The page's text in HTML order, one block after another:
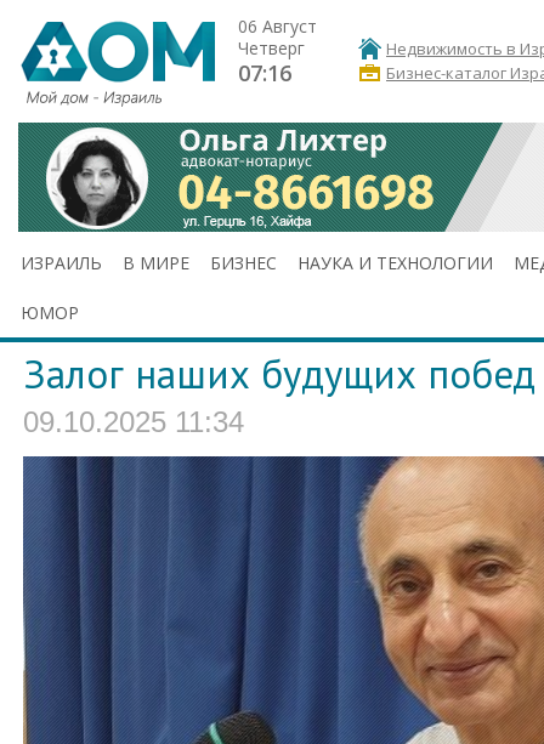
06 Август
Четверг
07:16
Недвижимость в
Бизнес-каталог
ИЗРАИЛЬ В МИРЕ БИЗНЕС НАУКА И ТЕХНОЛОГИИ
ЮМОР
Залог наших будущих побед
09.10.2025 11:34